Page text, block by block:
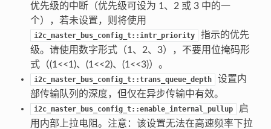
优先级的中断（优先级可设为 1、2 或 3 中的一
个），若未设置，则将使用
i2c_master_bus_config_t::intr_priority
指示的优先
级。请使用数字形式（1、2、3），不要用位掩码形
式（(1<<1)、(1<<2)、(1<<3)）。
i2c_master_bus_config_t::trans_queue_depth
设置内
部传输队列的深度，但仅在异步传输中有效。
i2c_master_bus_config_t::enable_internal_pullup
启
用内部上拉电阻。注意：该设置无法在高速频率下拉